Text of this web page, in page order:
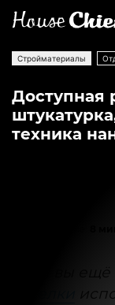
Стройматериалы
Доступная
техника
Если вы